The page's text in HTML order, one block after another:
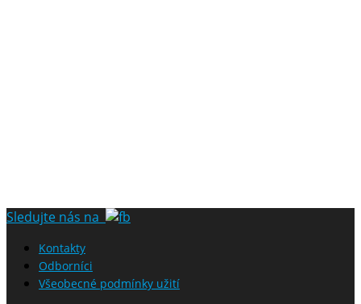
Sledujte nás na
Kontakty
Odborníci
Všeobecné podmínky užití